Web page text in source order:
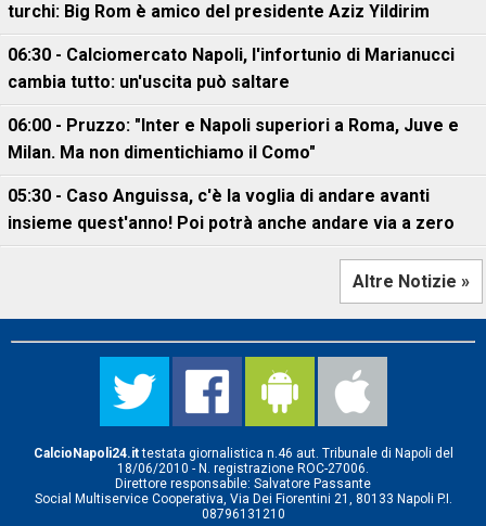
turchi: Big Rom è amico del presidente Aziz Yildirim
06:30 - Calciomercato Napoli, l'infortunio di Marianucci
cambia tutto: un'uscita può saltare
06:00 - Pruzzo: "Inter e Napoli superiori a Roma, Juve e
Milan. Ma non dimentichiamo il Como"
05:30 - Caso Anguissa, c'è la voglia di andare avanti
insieme quest'anno! Poi potrà anche andare via a zero
Altre Notizie »
CalcioNapoli24.ittestata giornalistica n.46 aut. Tribunale di Napoli del
18/06/2010 - N. registrazione ROC-27006.
Direttore responsabile: Salvatore Passante
Social Multiservice Cooperativa, Via Dei Fiorentini 21, 80133 Napoli P.I.
08796131210